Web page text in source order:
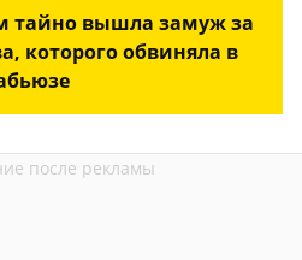
тайно вышла замуж за
которого обвиняла в